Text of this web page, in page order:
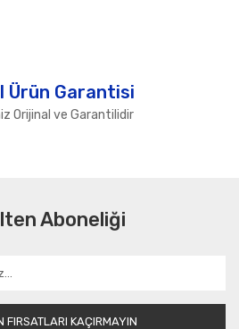
Ürün Garantisi
Orijinal ve Garantilidir
Aboneliği
FIRSATLARI KAÇIRMAYIN